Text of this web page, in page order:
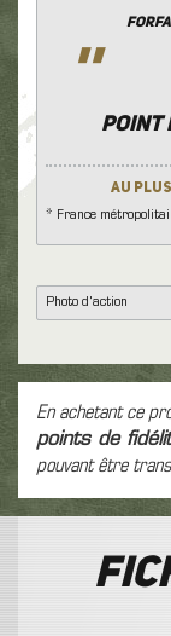
''
POINT
Au
* France
Photo d'action
En achetant ce
points de
pouvant être